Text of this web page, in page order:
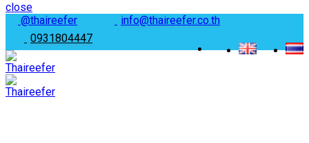
close
@thaireefer
info@thaireefer.co.th
0931804447